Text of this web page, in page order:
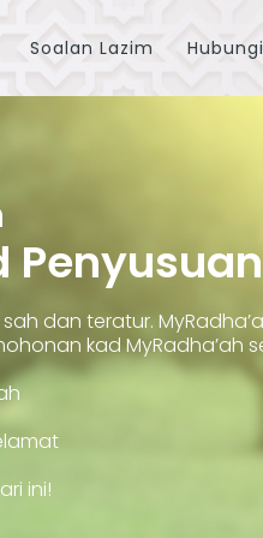
Soalan Lazim
dan teratur.
kad MyRadha’ah
ini!